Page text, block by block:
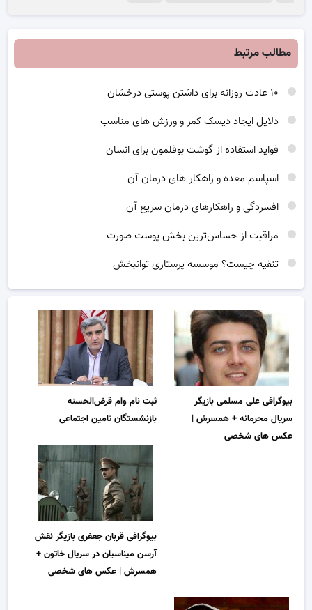
مطالب مرتبط
دلایل ایجاد دیسک کمر و ورزش های مناسب
فواید استفاده از گوشت بوقلمون برای انسان
اسپاسم معده و راهکار های درمان آن
افسردگی و راهکارهای درمان سریع آن
مراقبت از حساس‌ترین بخش پوست صورت
تنقیه چیست؟ موسسه پرستاری توانبخش
بیوگرافی علی مسلمی بازیگر
سریال محرمانه + همسرش |
عکس های شخصی
ثبت نام وام قرض‌الحسنه
بازنشستگان تامین اجتماعی
بیوگرافی قربان جعفری بازیگر نقش
آرسن میناسیان در سریال خاتون +
همسرش | عکس های شخصی